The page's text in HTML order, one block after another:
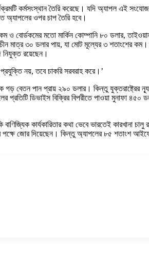
কর্মসংস্থান তৈরি করেছে। যদি অ্যাপল এই
অ্যাপলের ওপর চাপ তৈরি হবে।
বোর্ডকমের মতো মার্কিন কোম্পানি ৮০ ডলার,
মাত্র ৩০ ডলার পায়, যা মোট মূল্যের ৩ শতাংশের
রয়েছেন।
নয়, তবে চাকরি সরবরাহ করে।’
বেতন পান প্রায় ২৯০ ডলার। কিন্তু যুক্তরাষ্ট্রের
ডিভাইস বিক্রির বিপরীতে পাওয়া মুনাফা
কার্যকারিতার কথা ভেবে ভারতেই কারখানা
পক্ষে জোর দিয়েছেন। কিন্তু অ্যাপলের ৮৫ শতাংশ